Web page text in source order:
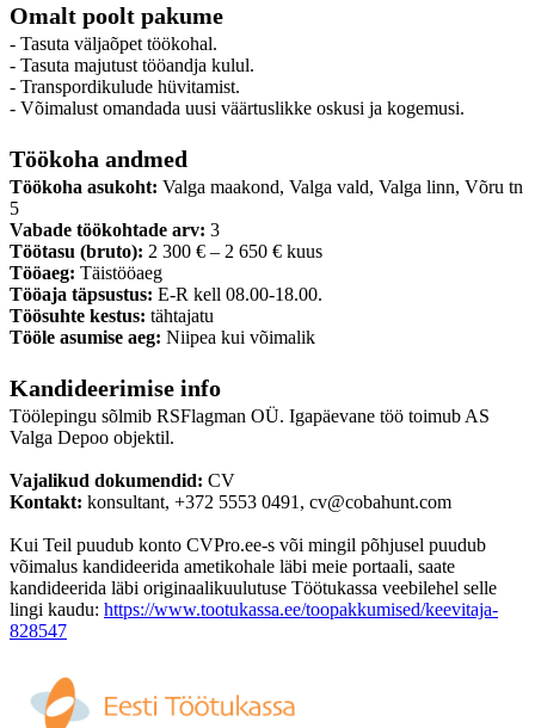
Omalt poolt pakume
- Tasuta väljaõpet töökohal.
- Tasuta majutust tööandja kulul.
- Transpordikulude hüvitamist.
- Võimalust omandada uusi väärtuslikke oskusi ja kogemusi.
Töökoha andmed
Töökoha asukoht: Valga maakond, Valga vald, Valga linn, Võru tn
5
Vabade töökohtade arv: 3
Töötasu (bruto): 2 300 € – 2 650 € kuus
Tööaeg: Täistööaeg
Tööaja täpsustus: E-R kell 08.00-18.00.
Töösuhte kestus: tähtajatu
Tööle asumise aeg: Niipea kui võimalik
Kandideerimise info
Töölepingu sõlmib RSFlagman OÜ. Igapäevane töö toimub AS
Valga Depoo objektil.
Vajalikud dokumendid: CV
Kontakt: konsultant, +372 5553 0491, cv@cobahunt.com
Kui Teil puudub konto CVPro.ee-s või mingil põhjusel puudub
võimalus kandideerida ametikohale läbi meie portaali, saate
kandideerida läbi originaalikuulutuse Töötukassa veebilehel selle
lingi kaudu: https://www.tootukassa.ee/toopakkumised/keevitaja-
828547